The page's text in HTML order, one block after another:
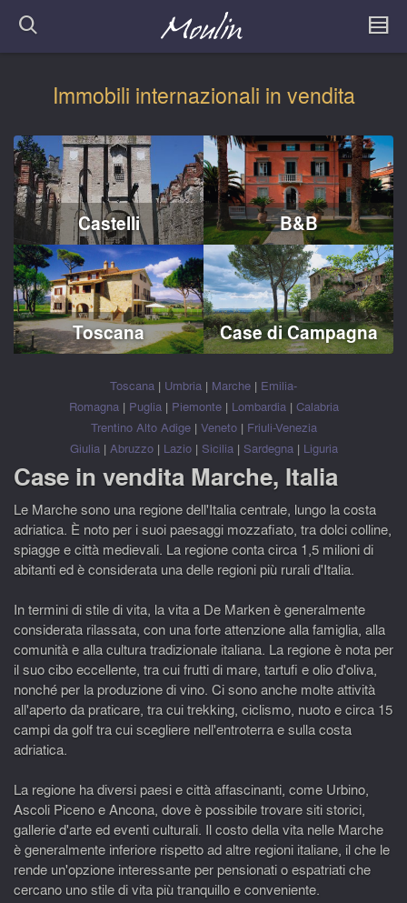
Immobili internazionali in vendita
Castelli B&B
Toscana Case di Campagna
Toscana | Umbria | Marche | Emilia-
Romagna | Puglia | Piemonte| Lombardia | Calabria
Trentino Alto Adige| Veneto| Friuli-Venezia
Giulia | Abruzzo| Lazio| Sicilia | Sardegna | Liguria
Case in vendita Marche, Italia
Le Marche sono una regione dell'Italia centrale, lungo la costa
adriatica. È noto per i suoi paesaggi mozzafiato, tra dolci colline,
spiagge e città medievali. La regione conta circa 1,5 milioni di
abitanti ed è considerata una delle regioni più rurali d'Italia.
In termini di stile di vita, la vita a De Marken è generalmente
considerata rilassata, con una forte attenzione alla famiglia, alla
comunità e alla cultura tradizionale italiana. La regione è nota per
il suo cibo eccellente, tra cui frutti di mare, tartufi e olio d'oliva,
nonché per la produzione di vino. Ci sono anche molte attività
all'aperto da praticare, tra cui trekking, ciclismo, nuoto e circa 15
campi da golf tra cui scegliere nell'entroterra e sulla costa
adriatica.
La regione ha diversi paesi e città affascinanti, come Urbino,
Ascoli Piceno e Ancona, dove è possibile trovare siti storici,
gallerie d'arte ed eventi culturali. Il costo della vita nelle Marche
è generalmente inferiore rispetto ad altre regioni italiane, il che le
rende un'opzione interessante per pensionati o espatriati che
cercano uno stile di vita più tranquillo e conveniente.